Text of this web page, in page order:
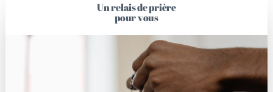
Un relais de prière
pour vous